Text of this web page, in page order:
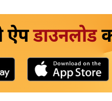
ऐपडाउनलोड